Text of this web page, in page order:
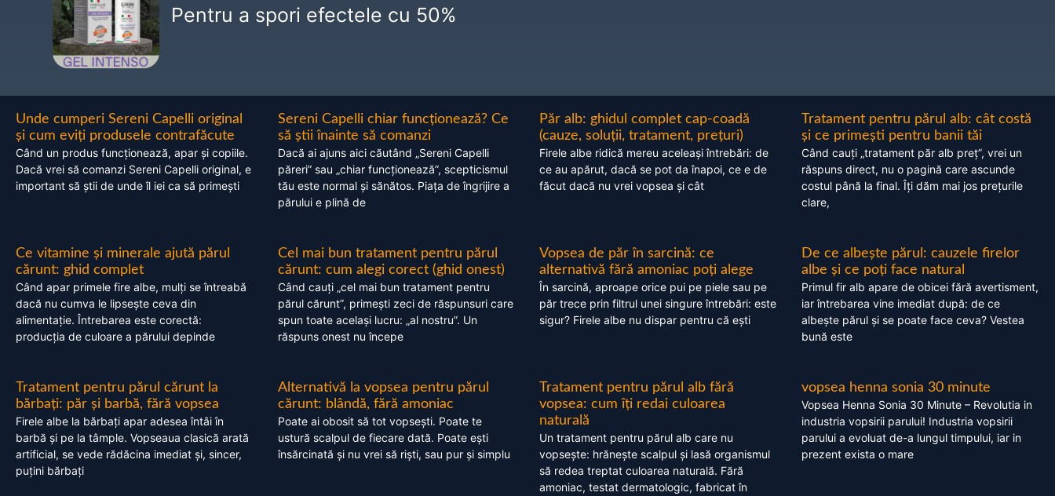
Pentru a spori efectele cu 50%
Unde cumperi Sereni Capelli original
și cum eviți produsele contrafăcute
Când un produs funcționează, apar și copiile.
Dacă vrei să comanzi Sereni Capelli original, e
important să știi de unde îl iei ca să primești
Sereni Capelli chiar funcționează? Ce
să știi înainte să comanzi
Dacă ai ajuns aici căutând „Sereni Capelli
păreri” sau „chiar funcționează”, scepticismul
tău este normal și sănătos. Piața de îngrijire a
părului e plină de
Păr alb: ghidul complet cap-coadă
(cauze, soluții, tratament, prețuri)
Firele albe ridică mereu aceleași întrebări: de
ce au apărut, dacă se pot da înapoi, ce e de
făcut dacă nu vrei vopsea și cât
Tratament pentru părul alb: cât costă
și ce primești pentru banii tăi
Când cauți „tratament păr alb preț”, vrei un
răspuns direct, nu o pagină care ascunde
costul până la final. Îți dăm mai jos prețurile
clare,
Ce vitamine și minerale ajută părul
cărunt: ghid complet
Când apar primele fire albe, mulți se întreabă
dacă nu cumva le lipsește ceva din
alimentație. Întrebarea este corectă:
producția de culoare a părului depinde
Cel mai bun tratament pentru părul
cărunt: cum alegi corect (ghid onest)
Când cauți „cel mai bun tratament pentru
părul cărunt”, primești zeci de răspunsuri care
spun toate același lucru: „al nostru”. Un
răspuns onest nu începe
Vopsea de păr în sarcină: ce
alternativă fără amoniac poți alege
În sarcină, aproape orice pui pe piele sau pe
păr trece prin filtrul unei singure întrebări: este
sigur? Firele albe nu dispar pentru că ești
De ce albește părul: cauzele firelor
albe și ce poți face natural
Primul fir alb apare de obicei fără avertisment,
iar întrebarea vine imediat după: de ce
albește părul și se poate face ceva? Vestea
bună este
Tratament pentru părul cărunt la
bărbați: păr și barbă, fără vopsea
Firele albe la bărbați apar adesea întâi în
barbă și pe la tâmple. Vopseaua clasică arată
artificial, se vede rădăcina imediat și, sincer,
puțini bărbați
Alternativă la vopsea pentru părul
cărunt: blândă, fără amoniac
Poate ai obosit să tot vopsești. Poate te
ustură scalpul de fiecare dată. Poate ești
însărcinată și nu vrei să riști, sau pur și simplu
Tratament pentru părul alb fără
vopsea: cum îți redai culoarea
naturală
Un tratament pentru părul alb care nu
vopsește: hrănește scalpul și lasă organismul
să redea treptat culoarea naturală. Fără
amoniac, testat dermatologic, fabricat în
vopsea henna sonia 30 minute
Vopsea Henna Sonia 30 Minute – Revolutia in
industria vopsirii parului! Industria vopsirii
parului a evoluat de-a lungul timpului, iar in
prezent exista o mare